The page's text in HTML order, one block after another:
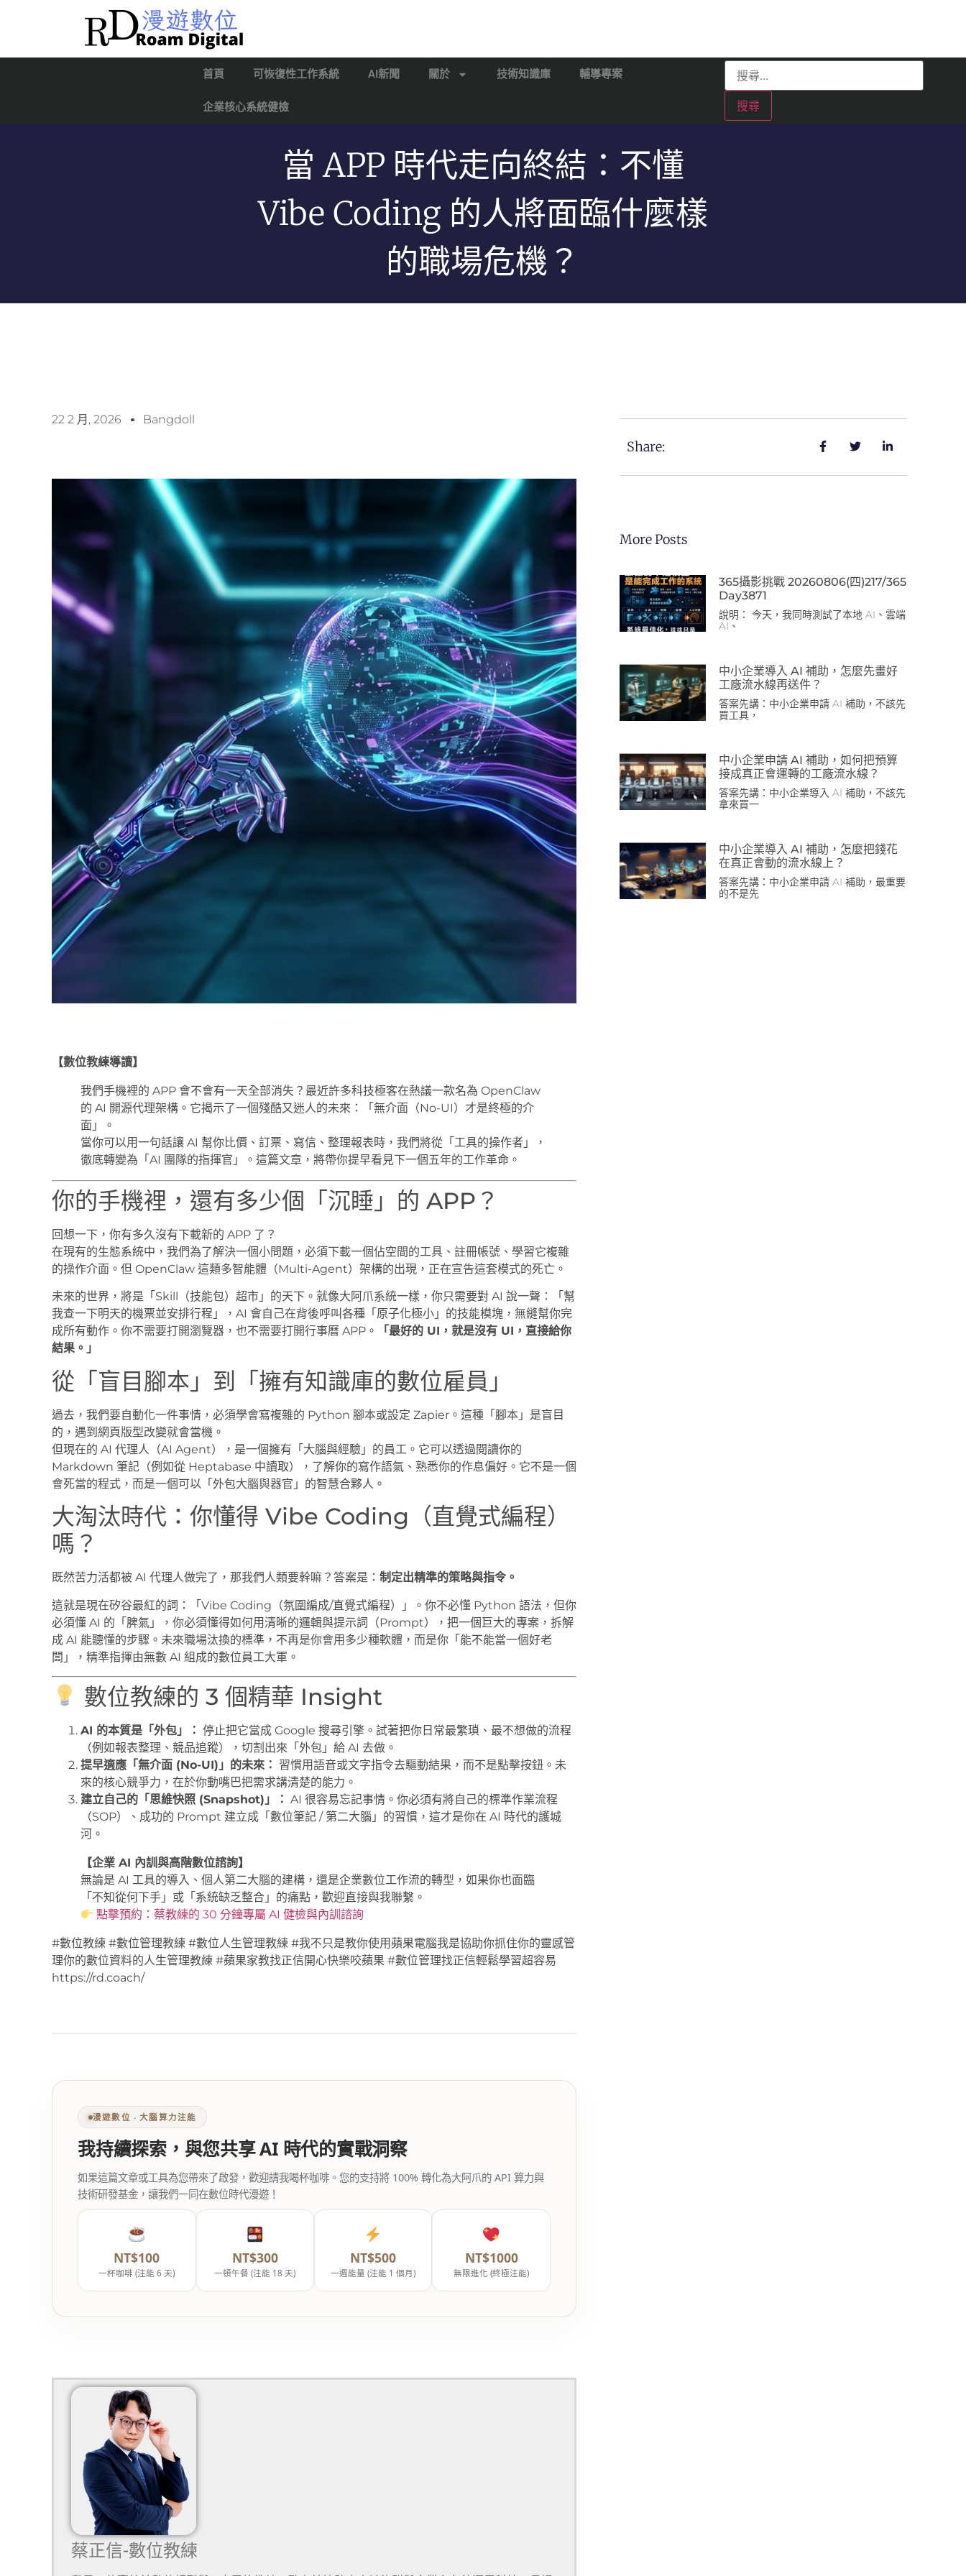
首頁 可恢復性工作系統 AI新聞 關於 技術知識庫 輔導專案
企業核心系統健檢
當 APP 時代走向終結：不懂
Vibe Coding 的人將面臨什麼樣
的職場危機？
22 2 月, 2026 Bangdoll
【數位教練導讀】
我們手機裡的 APP 會不會有一天全部消失？最近許多科技極客在熱議一款名為 OpenClaw
的 AI 開源代理架構。它揭示了一個殘酷又迷人的未來：「無介面（No-UI）才是終極的介
面」。
當你可以用一句話讓 AI 幫你比價、訂票、寫信、整理報表時，我們將從「工具的操作者」，
徹底轉變為「AI 團隊的指揮官」。這篇文章，將帶你提早看見下一個五年的工作革命。
你的手機裡，還有多少個「沉睡」的 APP？
回想一下，你有多久沒有下載新的 APP 了？
在現有的生態系統中，我們為了解決一個小問題，必須下載一個佔空間的工具、註冊帳號、學習它複雜
的操作介面。但 OpenClaw 這類多智能體（Multi-Agent）架構的出現，正在宣告這套模式的死亡。
未來的世界，將是「Skill（技能包）超市」的天下。就像大阿爪系統一樣，你只需要對 AI 說一聲：「幫
我查一下明天的機票並安排行程」，AI 會自己在背後呼叫各種「原子化極小」的技能模塊，無縫幫你完
成所有動作。你不需要打開瀏覽器，也不需要打開行事曆 APP。
「最好的 UI，就是沒有 UI，直接給你
結果。」
從「盲目腳本」到「擁有知識庫的數位雇員」
過去，我們要自動化一件事情，必須學會寫複雜的 Python 腳本或設定 Zapier。這種「腳本」是盲目
的，遇到網頁版型改變就會當機。
但現在的 AI 代理人（AI Agent），是一個擁有「大腦與經驗」的員工。它可以透過閱讀你的
Markdown 筆記（例如從 Heptabase 中讀取），了解你的寫作語氣、熟悉你的作息偏好。它不是一個
會死當的程式，而是一個可以「外包大腦與器官」的智慧合夥人。
大淘汰時代：你懂得 Vibe Coding（直覺式編程）
嗎？
既然苦力活都被 AI 代理人做完了，那我們人類要幹嘛？答案是： 制定出精準的策略與指令。
這就是現在矽谷最紅的詞：「Vibe Coding（氛圍編成/直覺式編程）」。你不必懂 Python 語法，但你
必須懂 AI 的「脾氣」，你必須懂得如何用清晰的邏輯與提示詞（Prompt），把一個巨大的專案，拆解
成 AI 能聽懂的步驟。未來職場汰換的標準，不再是你會用多少種軟體，而是你「能不能當一個好老
闆」，精準指揮由無數 AI 組成的數位員工大軍。
數位教練的 3 個精華 Insight
AI 的本質是「外包」： 停止把它當成 Google 搜尋引擎。試著把你日常最繁瑣、最不想做的流程
（例如報表整理、競品追蹤），切割出來「外包」給 AI 去做。
提早適應「無介面 (No-UI)」的未來： 習慣用語音或文字指令去驅動結果，而不是點擊按鈕。未
來的核心競爭力，在於你動嘴巴把需求講清楚的能力。
建立自己的「思維快照 (Snapshot)」： AI 很容易忘記事情。你必須有將自己的標準作業流程
（SOP）、成功的 Prompt 建立成「數位筆記 / 第二大腦」的習慣，這才是你在 AI 時代的護城
河。
【企業 AI 內訓與高階數位諮詢】
無論是 AI 工具的導入、個人第二大腦的建構，還是企業數位工作流的轉型，如果你也面臨
「不知從何下手」或「系統缺乏整合」的痛點，歡迎直接與我聯繫。
點擊預約：蔡教練的 30 分鐘專屬 AI 健檢與內訓諮詢
#數位教練 #數位管理教練 #數位人生管理教練 #我不只是教你使用蘋果電腦我是協助你抓住你的靈感管
理你的數位資料的人生管理教練 #蘋果家教找正信開心快樂咬蘋果 #數位管理找正信輕鬆學習超容易
https://rd.coach/
漫遊數位 ‧ 大腦算力注能
我持續探索，與您共享 AI 時代的實戰洞察
如果這篇文章或工具為您帶來了啟發，歡迎請我喝杯咖啡。您的支持將 100% 轉化為大阿爪的 API 算力與
技術研發基金，讓我們一同在數位時代漫遊！
NT$100
一杯咖啡 (注能 6 天)
NT$300
一頓午餐 (注能 18 天)
NT$500
一週能量 (注能 1 個月)
NT$1000
無限進化 (終極注能)
蔡正信-數位教練
Share:
More Posts
365攝影挑戰 20260806(四)217/365
Day3871
說明： 今天，我同時測試了本地 AI、雲端
AI、
中小企業導入 AI 補助，怎麼先畫好
工廠流水線再送件？
答案先講：中小企業申請 AI 補助，不該先
買工具，
中小企業申請 AI 補助，如何把預算
接成真正會運轉的工廠流水線？
答案先講：中小企業導入 AI 補助，不該先
拿來買一
中小企業導入 AI 補助，怎麼把錢花
在真正會動的流水線上？
答案先講：中小企業申請 AI 補助，最重要
的不是先